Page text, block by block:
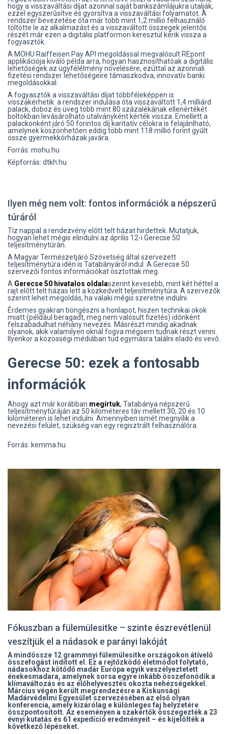
hogy a visszaváltási díjat azonnal saját bankszámlájukra utalják,
ezzel egyszerűsítve és gyorsítva a visszaváltási folyamatot. A
rendszer bevezetése óta már több mint 1,2 millió felhasználó
töltötte le az alkalmazást és a visszaváltott összegek jelentős
részét már ezen a digitális platformon keresztül kérik vissza a
fogyasztók.
A MOHU Raiffeisen Pay API megoldással megvalósult REpont
applikációja kiváló példa arra, hogyan hasznosíthatóak a digitális
lehetőségek az ügyfélélmény növelésére, ezúttal az azonnali
fizetési rendszer lehetőségeire támaszkodva, innovatív banki
megoldásokkal.
A fogyasztók a visszaváltási díjat többféleképpen is
visszakérhetik: a rendszer indulása óta visszaváltott 1,4 milliárd
palack, doboz és üveg több mint 80 százalékának ellenértékét
boltokban levásárolható utalványként kérték vissza. Emellett a
palackonként járó 50 forintos díj karitatív célokra is felajánlható,
amelynek köszönhetően eddig több mint 118 millió forint gyűlt
össze gyermekkórházak javára.
Forrás: mohu.hu
Képforrás: dtkh.hu
Ilyen még nem volt: fontos információk a népszerű
túráról
Tíz nappal a rendezvény előtt telt házat hirdettek. Mutatjuk,
hogyan lehet mégis elindulni az április 12-i Gerecse 50
teljesítménytúrán.
A Magyar Természetjáró Szövetség által szervezett
teljesítménytúra idén is Tatabányáról indul. A Gerecse 50
szervezői fontos információkat osztottak meg.
A Gerecse 50 hivatalos oldalaszerint kevesebb, mint két héttel a
rajt előtt telt házas lett a közkedvelt teljesítménytúra. A szervezők
szerint lehet megoldás, ha valaki mégis szeretne indulni.
Érdemes gyakran böngészni a honlapot, hiszen technikai okok
miatt (például beragadt, meg nem valósult fizetés) időnként
felszabadulhat néhány nevezés. Másrészt mindig akadnak
olyanok, akik valamilyen oknál fogva mégsem tudnak részt venni.
Ilyenkor a közösségi médiában tud egymásra találni eladó és vevő.
Gerecse 50: ezek a fontosabb
információk
Ahogy azt már korábban megírtuk, Tatabánya népszerű
teljesítménytúráján az 50 kilométeres táv mellett 30, 20 és 10
kilométeren is lehet indulni. Amennyiben ismét megnyílik a
nevezési felület, szükség van egy regisztrált felhasználóra.
Forrás: kemma.hu
Fókuszban a fülemülesitke – szinte észrevétlenül
veszítjük el a nádasok e parányi lakóját
A mindössze 12 grammnyi fülemülesitke országokon átívelő
összefogást indított el. Ez a rejtőzködő életmódot folytató,
nádasokhoz kötődő madár Európa egyik veszélyeztetett
énekesmadara, amelynek sorsa egyre inkább összefonódik a
klímaváltozás és az élőhelyvesztés okozta nehézségekkel.
Március végén került megrendezésre a Kiskunsági
Madárvédelmi Egyesület szervezésében az első olyan
konferencia, amely kizárólag e különleges faj helyzetére
összpontosított. Az eseményen a szakértők összegezték a 23
évnyi kutatás és 61 expedíció eredményeit – és kijelölték a
következő lépéseket.